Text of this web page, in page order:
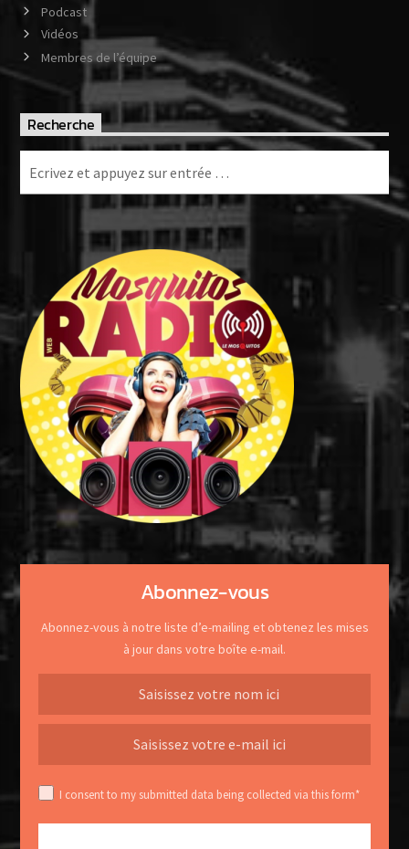
Podcast
Vidéos
Membres de l’équipe
Recherche
Abonnez-vous
Abonnez-vous à notre liste d’e-mailing et obtenez les mises
à jour dans votre boîte e-mail.
I consent to my submitted data being collected via this form*